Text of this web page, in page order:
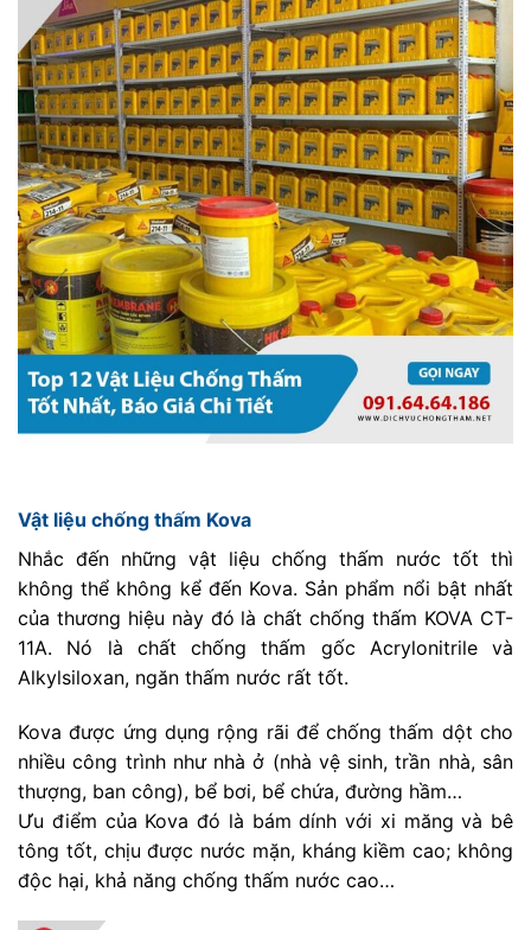
Vật liệu chống thấm Kova
Nhắc đến những vật liệu chống thấm nước tốt thì
không thể không kể đến Kova. Sản phẩm nổi bật nhất
của thương hiệu này đó là chất chống thấm KOVA CT-
11A. Nó là chất chống thấm gốc Acrylonitrile và
Alkylsiloxan, ngăn thấm nước rất tốt.
Kova được ứng dụng rộng rãi để chống thấm dột cho
nhiều công trình như nhà ở (nhà vệ sinh, trần nhà, sân
thượng, ban công), bể bơi, bể chứa, đường hầm…
Ưu điểm của Kova đó là bám dính với xi măng và bê
tông tốt, chịu được nước mặn, kháng kiềm cao; không
độc hại, khả năng chống thấm nước cao…